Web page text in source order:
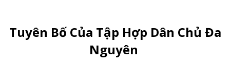
Tuyên Bố Của Tập Hợp Dân Chủ Đa
Nguyên